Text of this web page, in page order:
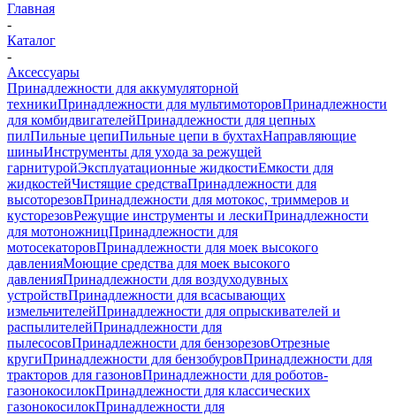
Главная
-
Каталог
-
Аксессуары
Принадлежности для аккумуляторной
техникиПринадлежности для мультимоторовПринадлежности
для комбидвигателейПринадлежности для цепных
пилПильные цепиПильные цепи в бухтахНаправляющие
шиныИнструменты для ухода за режущей
гарнитуройЭксплуатационные жидкостиЕмкости для
жидкостейЧистящие средстваПринадлежности для
высоторезовПринадлежности для мотокос, триммеров и
кусторезовРежущие инструменты и лескиПринадлежности
для мотоножницПринадлежности для
мотосекаторовПринадлежности для моек высокого
давленияМоющие средства для моек высокого
давленияПринадлежности для воздуходувных
устройствПринадлежности для всасывающих
измельчителейПринадлежности для опрыскивателей и
распылителейПринадлежности для
пылесосовПринадлежности для бензорезовОтрезные
кругиПринадлежности для бензобуровПринадлежности для
тракторов для газоновПринадлежности для роботов-
газонокосилокПринадлежности для классических
газонокосилокПринадлежности для